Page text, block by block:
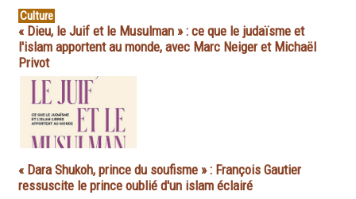
Culture
« Dieu, le Juif et le Musulman » : ce que le judaïsme et
l'islam apportent au monde, avec Marc Neiger et Michaël
Privot
« Dara Shukoh, prince du soufisme » : François Gautier
ressuscite le prince oublié d'un islam éclairé